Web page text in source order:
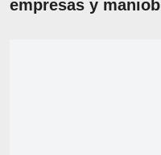
empresas y